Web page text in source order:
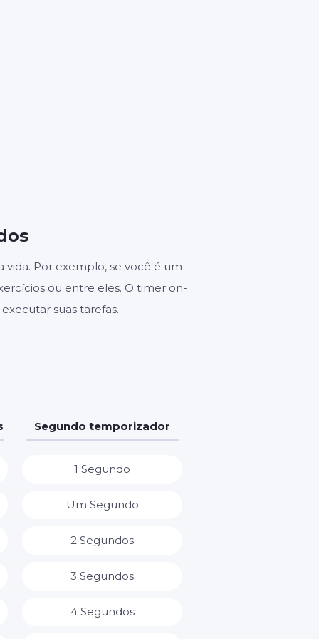
vida. Por exemplo, se você é um
ou entre eles. O timer on-
suas tarefas.
Segundo temporizador
1 Segundo
Um Segundo
2 Segundos
3 Segundos
4 Segundos